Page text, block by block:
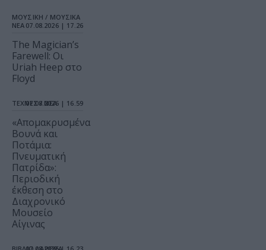
ΜΟΥΣΙΚΗ / ΜΟΥΣΙΚΑ
ΝΕΑ 07.08.2026 | 17.26
The Magician’s
Farewell: Οι
Uriah Heep στο
Floyd
ΤΕΧΝΕΣ / ΝΕΑ
07.08.2026 | 16.59
«Απομακρυσμένα
Βουνά και
Ποτάμια:
Πνευματική
Πατρίδα»:
Περιοδική
έκθεση στο
Διαχρονικό
Μουσείο
Αίγινας